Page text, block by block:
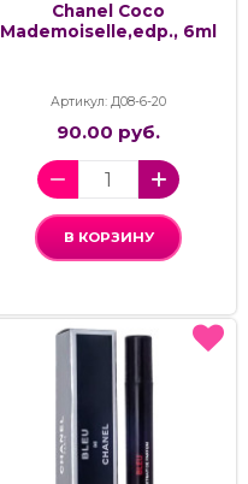
Chanel Coco
Mademoiselle,edp., 6ml
Артикул: Д08-6-20
90.00 руб.
В КОРЗИНУ